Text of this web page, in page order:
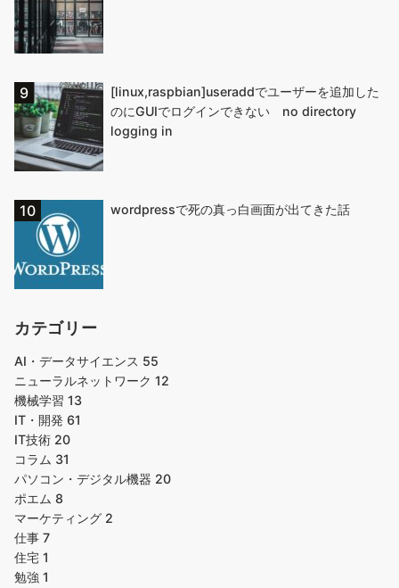
[linux,raspbian]useraddでユーザーを追加した
のにGUIでログインできない no directory
logging in
wordpressで死の真っ白画面が出てきた話
カテゴリー
AI・データサイエンス 55
ニューラルネットワーク 12
機械学習 13
IT・開発 61
IT技術 20
コラム 31
パソコン・デジタル機器 20
ポエム 8
マーケティング 2
仕事 7
住宅 1
勉強 1